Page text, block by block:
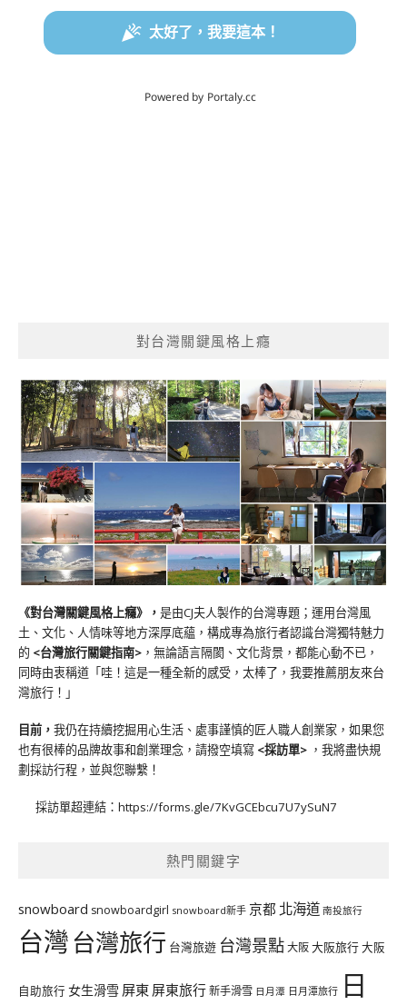
對台灣關鍵風格上癮
《對台灣關鍵風格上癮》 ， 是由CJ夫人製作的台灣專題；運用台灣風
土、文化、人情味等地方深厚底蘊，構成專為旅行者認識台灣獨特魅力
的 <台灣旅行關鍵指南> ，無論語言隔閡、文化背景，都能心動不已，
同時由衷稱道「哇！這是一種全新的感受，太棒了，我要推薦朋友來台
灣旅行！」
目前， 我仍在持續挖掘用心生活、處事謹慎的匠人職人創業家，如果您
也有很棒的品牌故事和創業理念，請撥空填寫 <採訪單> ，我將盡快規
劃採訪行程，並與您聯繫！
採訪單超連結： https://forms.gle/7KvGCEbcu7U7ySuN7
熱門關鍵字
snowboard snowboardgirl snowboard新手 京都 北海道 南投旅行
台灣台灣旅行 台灣旅遊 台灣景點大阪大阪旅行大阪
自助旅行 女生滑雪 屏東 屏東旅行新手滑雪 日月潭 日月潭旅行 日